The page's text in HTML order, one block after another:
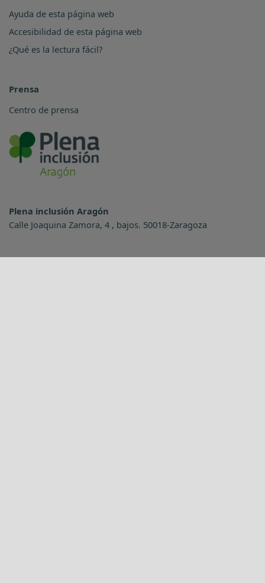
Ayuda de esta página web
Accesibilidad de esta página web
¿Qué es la lectura fácil?
Prensa
Centro de prensa
Plena inclusión Aragón
Calle Joaquina Zamora, 4 , bajos. 50018-Zaragoza